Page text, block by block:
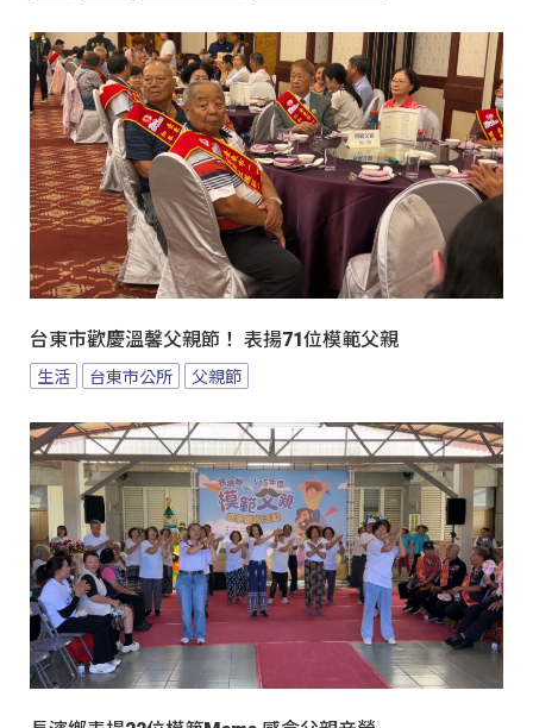
台東市歡慶溫馨父親節！ 表揚71位模範父親
生活 台東市公所 父親節